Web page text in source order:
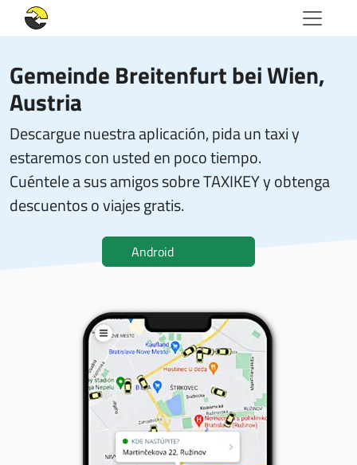
Gemeinde Breitenfurt bei Wien,
Austria
Descargue nuestra aplicación, pida un taxi y
estaremos con usted en poco tiempo.
Cuéntele a sus amigos sobre TAXIKEY y obtenga
descuentos o viajes gratis.
Android